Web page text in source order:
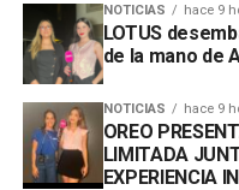
NOTICIAS hace 9
LOTUS
de la mano de
NOTICIAS hace 9
OREO
LIMITADA
EXPERIENCIA